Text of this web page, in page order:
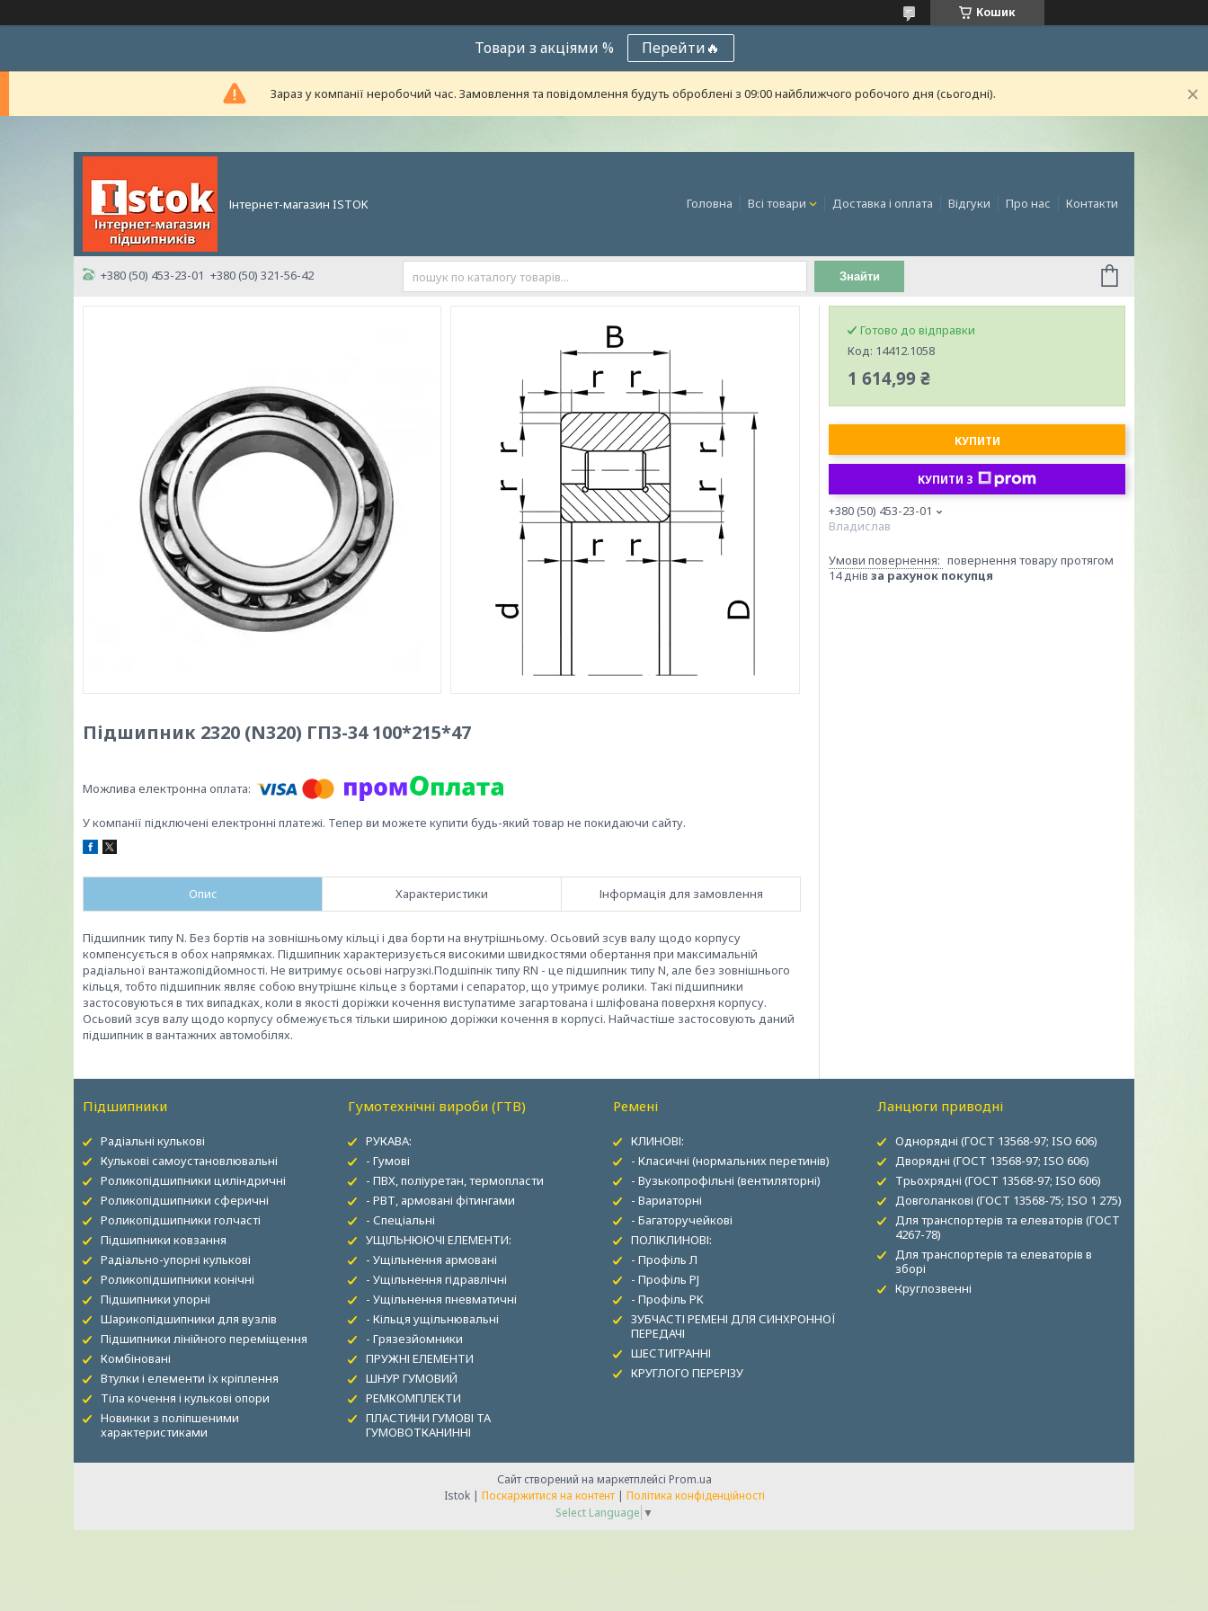
Кошик
Товари з акціями % Перейти🔥
Зараз у компанії неробочий час. Замовлення та повідомлення будуть оброблені з 09:00 найближчого робочого дня (сьогодні).
Інтернет-магазин ISTOK Головна Всі товари Доставка і оплата Відгуки Про нас Контакти
+380 (50) 453-23-01 +380 (50) 321-56-42 Знайти
Підшипник 2320 (N320) ГПЗ-34 100*215*47
У компанії підключені електронні платежі. Тепер ви можете купити будь-який товар не покидаючи сайту.
Опис Характеристики Інформація для замовлення
Підшипник типу N. Без бортів на зовнішньому кільці і два борти на внутрішньому. Осьовий зсув валу щодо корпусу
компенсується в обох напрямках. Підшипник характеризується високими швидкостями обертання при максимальній
радіальної вантажопідйомності. Не витримує осьові нагрузкі.Подшіпнік типу RN - це підшипник типу N, але без зовнішнього
кільця, тобто підшипник являє собою внутрішнє кільце з бортами і сепаратор, що утримує ролики. Такі підшипники
застосовуються в тих випадках, коли в якості доріжки кочення виступатиме загартована і шліфована поверхня корпусу.
Осьовий зсув валу щодо корпусу обмежується тільки шириною доріжки кочення в корпусі. Найчастіше застосовують даний
підшипник в вантажних автомобілях.
Готово до відправки
Код: 14412.1058
1 614,99 ₴
КУПИТИ
КУПИТИ З
+380 (50) 453-23-01
Владислав
повернення товару протягом
14 днів за рахунок покупця
Підшипники
Радіальні кулькові
Кулькові самоустановлювальні
Роликопідшипники циліндричні
Роликопідшипники сферичні
Роликопідшипники голчасті
Підшипники ковзання
Радіально-упорні кулькові
Роликопідшипники конічні
Підшипники упорні
Шарикопідшипники для вузлів
Підшипники лінійного переміщення
Комбіновані
Втулки і елементи їх кріплення
Тіла кочення і кулькові опори
Новинки з поліпшеними
характеристиками
Гумотехнічні вироби (ГТВ)
РУКАВА:
- Гумові
- ПВХ, поліуретан, термопласти
- РВТ, армовані фітингами
- Спеціальні
УЩІЛЬНЮЮЧІ ЕЛЕМЕНТИ:
- Ущільнення армовані
- Ущільнення гідравлічні
- Ущільнення пневматичні
- Кільця ущільнювальні
- Грязезйомники
ПРУЖНІ ЕЛЕМЕНТИ
ШНУР ГУМОВИЙ
РЕМКОМПЛЕКТИ
ПЛАСТИНИ ГУМОВІ ТА
ГУМОВОТКАНИННІ
Ремені
КЛИНОВІ:
- Класичні (нормальних перетинів)
- Вузькопрофільні (вентиляторні)
- Вариаторні
- Багаторучейкові
ПОЛІКЛИНОВІ:
- Профіль Л
- Профіль PJ
- Профіль PK
ЗУБЧАСТІ РЕМЕНІ ДЛЯ СИНХРОННОЇ
ПЕРЕДАЧІ
ШЕСТИГРАННІ
КРУГЛОГО ПЕРЕРІЗУ
Ланцюги приводні
Однорядні (ГОСТ 13568-97; ISO 606)
Дворядні (ГОСТ 13568-97; ISO 606)
Трьохрядні (ГОСТ 13568-97; ISO 606)
Довголанкові (ГОСТ 13568-75; ISO 1 275)
Для транспортерів та елеваторів (ГОСТ
4267-78)
Для транспортерів та елеваторів в
зборі
Круглозвенні
Сайт створений на маркетплейсі Prom.ua
Istok | Поскаржитися на контент | Політика конфіденційності
Select Language ▼